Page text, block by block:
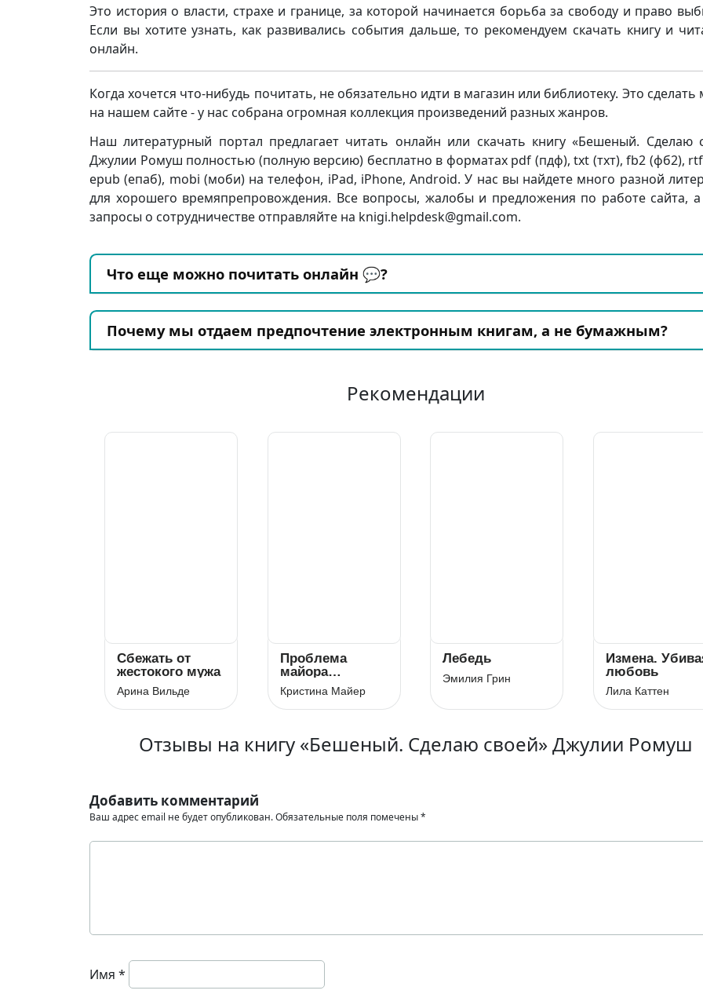
Это история о власти, страхе и границе, за которой начинается борьба за свободу и право
Если вы хотите узнать, как развивались события дальше, то рекомендуем скачать книгу и
онлайн.
Когда хочется что-нибудь почитать, не обязательно идти в магазин или библиотеку. Это
на нашем сайте - у нас собрана огромная коллекция произведений разных жанров.
Наш литературный портал предлагает читать онлайн или скачать книгу «Бешеный. Сделаю
Джулии Ромуш полностью (полную версию) бесплатно в форматах pdf (пдф), txt (тхт), fb2 (фб2),
epub (епаб), mobi (моби) на телефон, iPad, iPhone, Android. У нас вы найдете много разной
для хорошего времяпрепровождения. Все вопросы, жалобы и предложения по работе сайта, а
запросы о сотрудничестве отправляйте на knigi.helpdesk@gmail.com.
Что еще можно почитать онлайн 💬?
Почему мы отдаем предпочтение электронным книгам, а не бумажным?
Рекомендации
Сбежать от
жестокого мужа
Арина Вильде
Проблема
майора
Багирова
Кристина Майер
Лебедь
Эмилия Грин
Измена.
любовь
Лила Каттен
Отзывы на книгу «Бешеный. Сделаю своей» Джулии Ромуш
Добавить комментарий
Ваш адрес email не будет опубликован.Обязательные поля помечены*
Имя *